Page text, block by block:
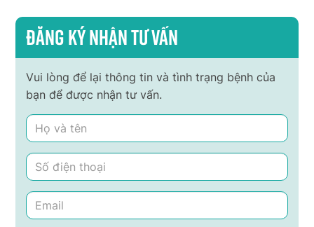
Đăng ký nhận tư vấn
Vui lòng để lại thông tin và tình trạng bệnh của
bạn để được nhận tư vấn.